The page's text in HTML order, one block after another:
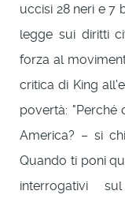
uccisi 28 neri e 7
legge sui diritti
forza al
critica di King
povertà: "Perché
America? – si
Quando ti poni
interrogativi